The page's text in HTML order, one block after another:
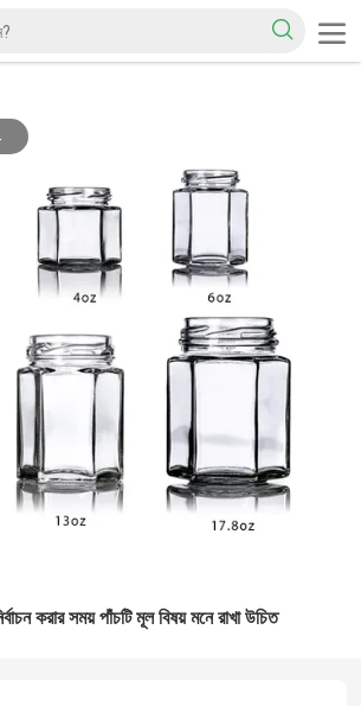
করার সময় পাঁচটি মূল বিষয় মনে রাখা উচিত